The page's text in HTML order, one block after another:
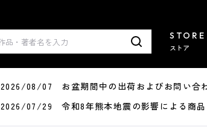
STORE
ストア
2026/08/07 お盆期間中の出荷およびお問い合
2026/07/29 令和8年熊本地震の影響による商品